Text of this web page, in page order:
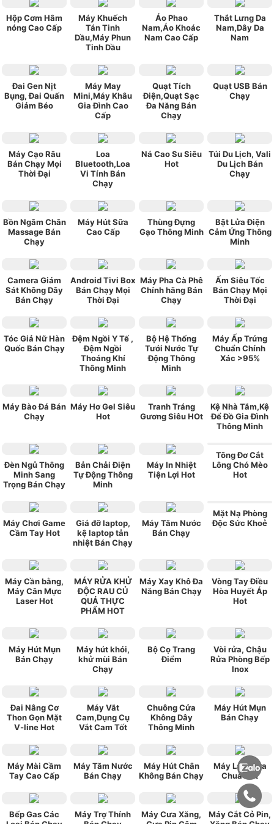
Hộp Cơm Hâm
nóng Cao Cấp
Máy Khuếch
Tán Tinh
Dầu,Máy Phun
Tinh Dầu
Áo Phao
Nam,Áo Khoác
Nam Cao Cấp
Thắt Lưng Da
Nam,Dây Da
Nam
Đai Gen Nịt
Bụng, Đai Quấn
Giảm Béo
Máy May
Mini,Máy Khâu
Gia Đình Cao
Cấp
Quạt Tích
Điện,Quạt Sạc
Đa Năng Bán
Chạy
Quạt USB Bán
Chạy
Máy Cạo Râu
Bán Chạy Mọi
Thời Đại
Loa
Bluetooth,Loa
Vi Tính Bán
Chạy
Ná Cao Su Siêu
Hot
Túi Du Lịch, Vali
Du Lịch Bán
Chạy
Bồn Ngâm Chân
Massage Bán
Chạy
Máy Hút Sữa
Cao Cấp
Thùng Đựng
Gạo Thông Minh
Bật Lửa Điện
Cảm Ứng Thông
Minh
Camera Giám
Sát Không Dây
Bán Chạy
Android Tivi Box
Bán Chạy Mọi
Thời Đại
Máy Pha Cà Phê
Chính hãng Bán
Chạy
Ấm Siêu Tốc
Bán Chạy Mọi
Thời Đại
Tóc Giả Nữ Hàn
Quốc Bán Chạy
Đệm Ngồi Y Tế ,
Đệm Ngồi
Thoáng Khí
Thông Minh
Bộ Hệ Thống
Tưới Nước Tự
Động Thông
Minh
Máy Ấp Trứng
Chuẩn Chính
Xác >95%
Máy Bào Đá Bán
Chạy
Máy Hơ Gel Siêu
Hot
Tranh Tráng
Gương Siêu HOt
Kệ Nhà Tắm,Kệ
Để Đồ Gia Đình
Thông Minh
Đèn Ngủ Thông
Minh Sang
Trọng Bán Chạy
Bản Chải Điện
Tự Động Thông
Minh
Máy In Nhiệt
Tiện Lợi Hot
Tông Đơ Cắt
Lông Chó Mèo
Hot
Máy Chơi Game
Cầm Tay Hot
Giá đỡ laptop,
kệ laptop tản
nhiệt Bán Chạy
Máy Tăm Nước
Bán Chạy
Mặt Nạ Phòng
Độc Sức Khoẻ
Máy Cần bằng,
Máy Cân Mực
Laser Hot
MÁY RỬA KHỬ
ĐỘC RAU CỦ
QUẢ THỰC
PHẨM HOT
Máy Xay Khô Đa
Năng Bán Chạy
Vòng Tay Điều
Hòa Huyết Áp
Hot
Máy Hút Mụn
Bán Chạy
Máy hút khói,
khử mùi Bán
Chạy
Bộ Cọ Trang
Điểm
Vòi rửa, Chậu
Rửa Phòng Bếp
Inox
Đai Nâng Cơ
Thon Gọn Mặt
V-line Hot
Máy Vắt
Cam,Dụng Cụ
Vắt Cam Tốt
Chuông Cửa
Không Dây
Thông Minh
Máy Hút Mụn
Bán Chạy
Máy Mài Cầm
Tay Cao Cấp
Máy Tăm Nước
Bán Chạy
Máy Hút Chân
Không Bán Chạy
Máy Làm Sữa
Chua Hot
Bếp Gas Các
Máy Trợ Thính
Máy Cưa Xăng,
Máy Cắt Cỏ Pin,